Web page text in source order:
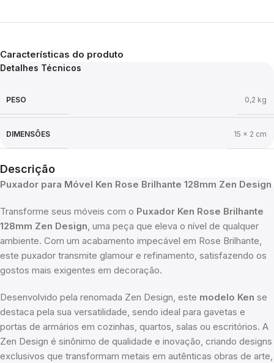
Características do produto
Detalhes Técnicos
PESO 0,2 kg
DIMENSÕES 15 × 2 cm
Descrição
Puxador para Móvel Ken Rose Brilhante 128mm Zen Design
Transforme seus móveis com o Puxador Ken Rose Brilhante
128mm Zen Design, uma peça que eleva o nível de qualquer
ambiente. Com um acabamento impecável em Rose Brilhante,
este puxador transmite glamour e refinamento, satisfazendo os
gostos mais exigentes em decoração.
Desenvolvido pela renomada Zen Design, este modelo Ken se
destaca pela sua versatilidade, sendo ideal para gavetas e
portas de armários em cozinhas, quartos, salas ou escritórios. A
Zen Design é sinônimo de qualidade e inovação, criando designs
exclusivos que transformam metais em autênticas obras de arte,